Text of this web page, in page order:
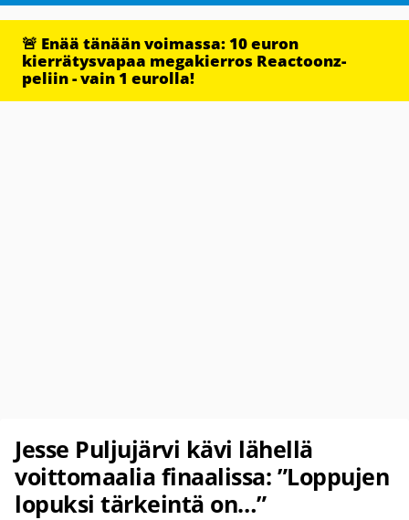
🚨 Enää tänään voimassa: 10 euron
kierrätysvapaa megakierros Reactoonz-
peliin - vain 1 eurolla!
Jesse Puljujärvi kävi lähellä
voittomaalia finaalissa: ”Loppujen
lopuksi tärkeintä on…”